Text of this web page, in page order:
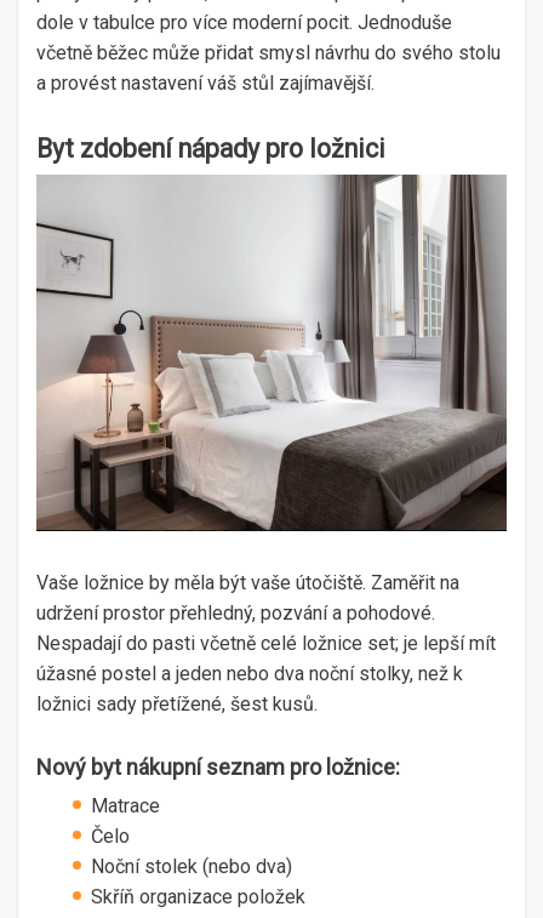
dole v tabulce pro více moderní pocit. Jednoduše
včetně běžec může přidat smysl návrhu do svého stolu
a provést nastavení váš stůl zajímavější.
Byt zdobení nápady pro ložnici
Vaše ložnice by měla být vaše útočiště. Zaměřit na
udržení prostor přehledný, pozvání a pohodové.
Nespadají do pasti včetně celé ložnice set; je lepší mít
úžasné postel a jeden nebo dva noční stolky, než k
ložnici sady přetížené, šest kusů.
Nový byt nákupní seznam pro ložnice:
Matrace
Čelo
Noční stolek (nebo dva)
Skříň organizace položek